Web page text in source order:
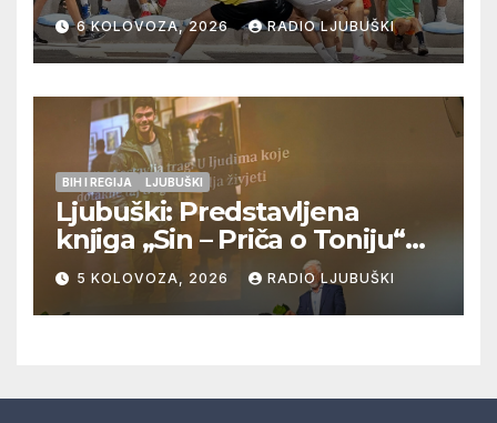
Pregrađa u četvrtfinalu,
Veljaci i Cerno/Crnopod u
doigravanju, Grljevići završili
natjecanje
6 KOLOVOZA, 2026 RADIO LJUBUŠKI
BIH I REGIJA LJUBUŠKI
Ljubuški: Predstavljena
knjiga „Sin – Priča o Toniju“
dr. sc. Zdenka Hercega
5 KOLOVOZA, 2026 RADIO LJUBUŠKI